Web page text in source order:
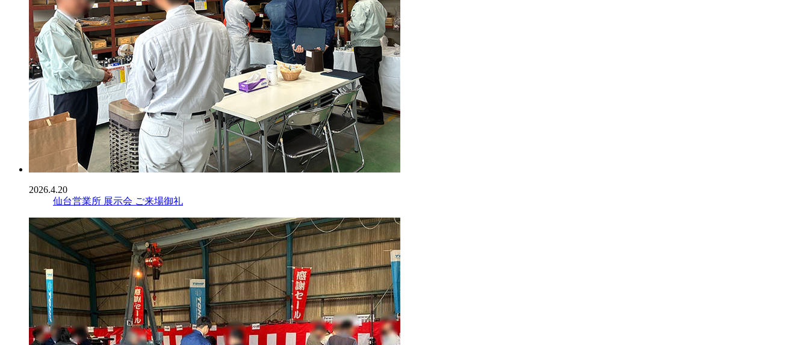
2026.4.20
仙台営業所 展示会 ご来場御礼